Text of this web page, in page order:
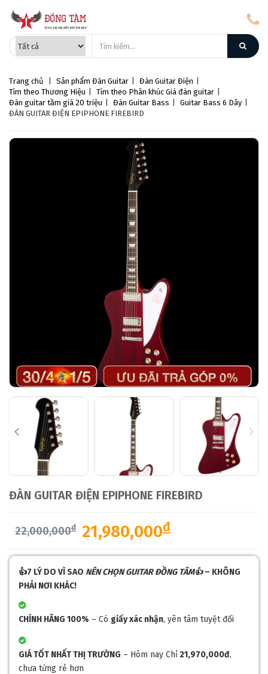
Trang chủ Sản phẩm Đàn Guitar Đàn Guitar Điện
Tìm theo Thương Hiệu
Tìm theo Phân khúc Giá đàn guitar
Đàn guitar tầm giá 20 triệu
Đàn Guitar Bass Guitar Bass 6 Dây
ĐÀN GUITAR ĐIỆN EPIPHONE FIREBIRD
ĐÀN GUITAR ĐIỆN EPIPHONE FIREBIRD
22,000,000đ 21,980,000đ
👍7 LÝ DO VÌ SAO NÊN CHỌN GUITAR ĐỒNG TÂM👍– KHÔNG
PHẢI NƠI KHÁC!
CHÍNH HÃNG 100% – Có giấy xác nhận, yên tâm tuyệt đối
GIÁ TỐT NHẤT THỊ TRƯỜNG – Hôm nay Chỉ 21,970,000đ,
chưa từng rẻ hơn